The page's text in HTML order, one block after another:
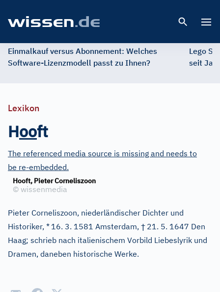
Einmalkauf versus Abonnement: Welches
Software-Lizenzmodell passt zu Ihnen?
Lego
seit
Lexikon
Hooft
The referenced media source is missing and needs to
be re-embedded.
Hooft, Pieter Corneliszoon
© wissenmedia
Pieter Corneliszoon, niederländischer Dichter und
Historiker, * 16. 3. 1581 Amsterdam, † 21. 5. 1647 Den
Haag; schrieb nach italienischem Vorbild Liebeslyrik und
Dramen, daneben historische Werke.